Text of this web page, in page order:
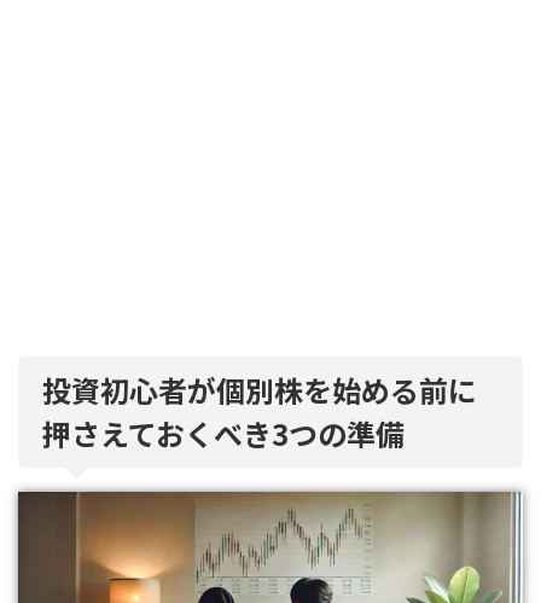
投資初心者が個別株を始める前に
押さえておくべき3つの準備